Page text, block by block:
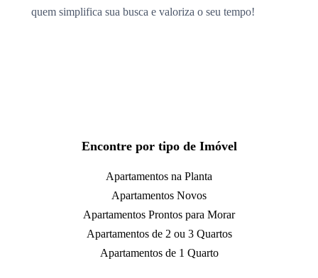
quem simplifica sua busca e valoriza o seu tempo!
Encontre por tipo de Imóvel
Apartamentos na Planta
Apartamentos Novos
Apartamentos Prontos para Morar
Apartamentos de 2 ou 3 Quartos
Apartamentos de 1 Quarto